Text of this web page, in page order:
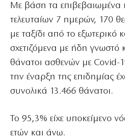
Με βάση τα
τελευταίων 7 ημερών, 170
με ταξίδι από το εξωτερικό
σχετιζόμενα με ήδη γνωστό
θάνατοι ασθενών με Covid-
την έναρξη της επιδημίας
συνολικά 13.466 θάνατοι.
Το 95,3% είχε υποκείμενο
ετών και άνω.